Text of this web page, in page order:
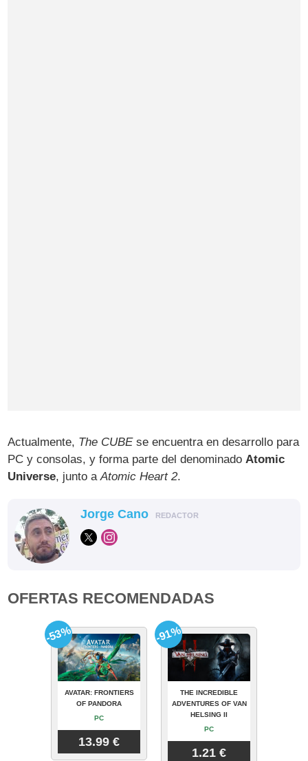
Actualmente, The CUBEse encuentra en desarrollo para
PC y consolas, y forma parte del denominadoAtomic
Universe, junto aAtomic Heart 2.
Jorge Cano REDACTOR
OFERTAS RECOMENDADAS
AVATAR: FRONTIERS
OF PANDORA
PC
13.99 €
-53%
THE INCREDIBLE
ADVENTURES OF VAN
HELSING II
PC
1.21 €
-91%